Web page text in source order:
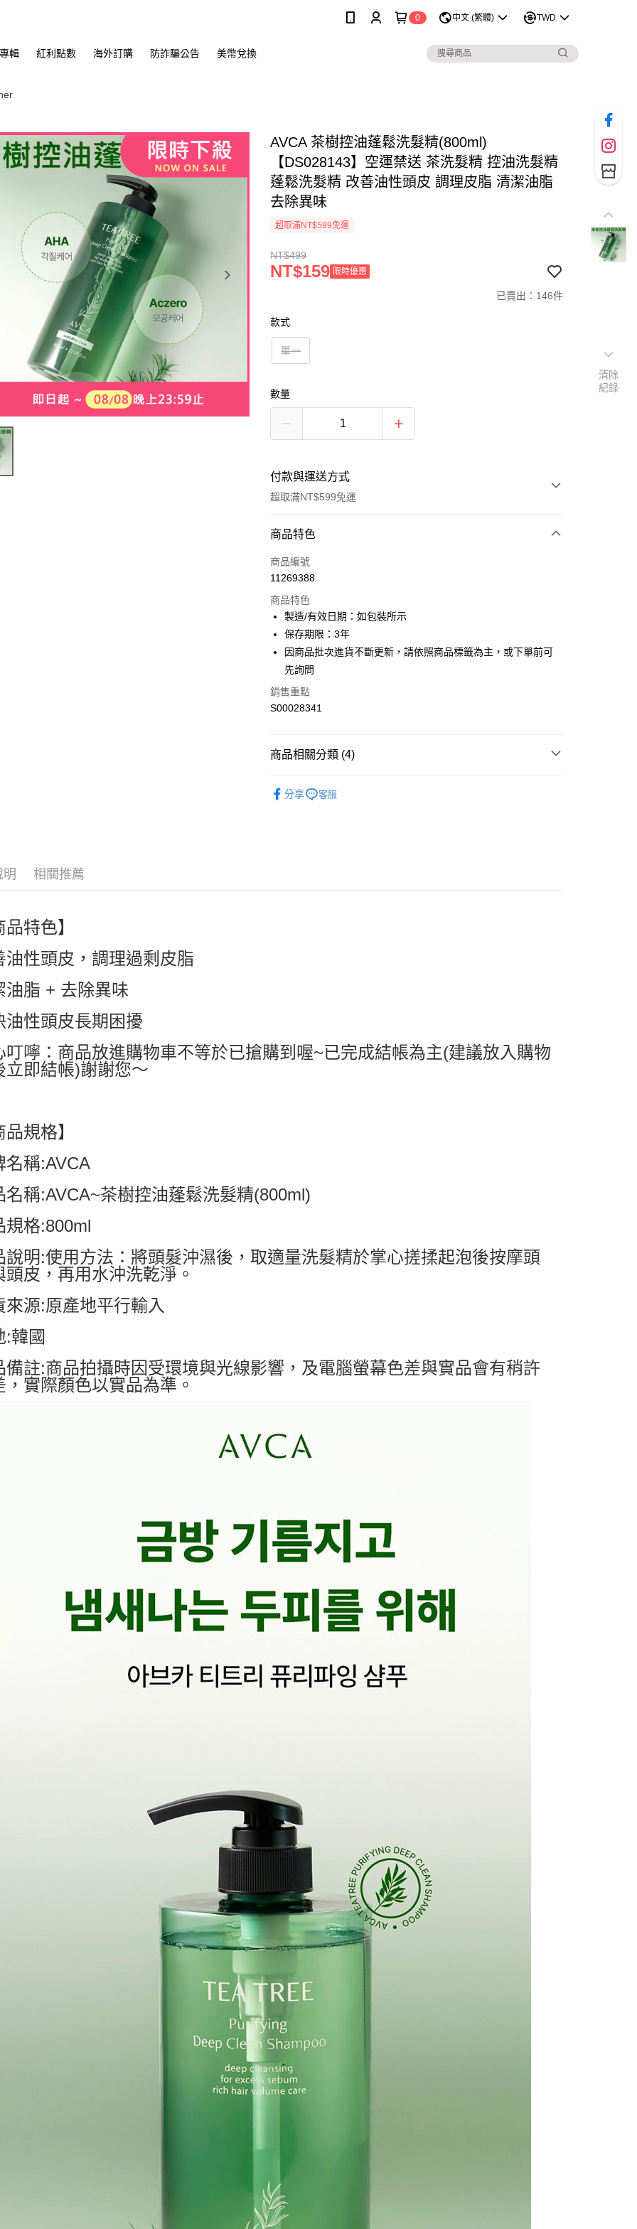
0 中文 (繁體) TWD
輯 紅利點數 海外訂購 防詐騙公告 美幣兌換
AVCA 茶樹控油蓬鬆洗髮精(800ml)
【DS028143】空運禁送 茶洗髮精 控油洗髮精
蓬鬆洗髮精 改善油性頭皮 調理皮脂 清潔油脂
去除異味
超取滿NT$599免運
NT$499
NT$159 限時優惠
已賣出：146件
款式
單一
數量
付款與運送方式
超取滿NT$599免運
付款方式
信用卡一次付款
LINE Pay
Apple Pay
街口支付
全盈+PAY
運送方式
全家付款取貨
宅配
商品特色
商品編號
11269388
商品特色
製造/有效日期：如包裝所示
保存期限：3年
因商品批次進貨不斷更新，請依照商品標籤為主，或下單前可
先詢問
銷售重點
S00028341
商品相關分類 (4)
分享 客服
明 相關推薦
特色】
油性頭皮，調理過剩皮脂
油脂 + 去除異味
油性頭皮長期困擾
叮嚀：商品放進購物車不等於已搶購到喔~已完成結帳為主(建議放入購物
立即結帳)謝謝您～
規格】
名稱:AVCA
名稱:AVCA~茶樹控油蓬鬆洗髮精(800ml)
規格:800ml
說明:使用方法：將頭髮沖濕後，取適量洗髮精於掌心搓揉起泡後按摩頭
頭皮，再用水沖洗乾淨。
來源:原產地平行輸入
:韓國
備註:商品拍攝時因受環境與光線影響，及電腦螢幕色差與實品會有稍許
，實際顏色以實品為準。
清除
紀錄